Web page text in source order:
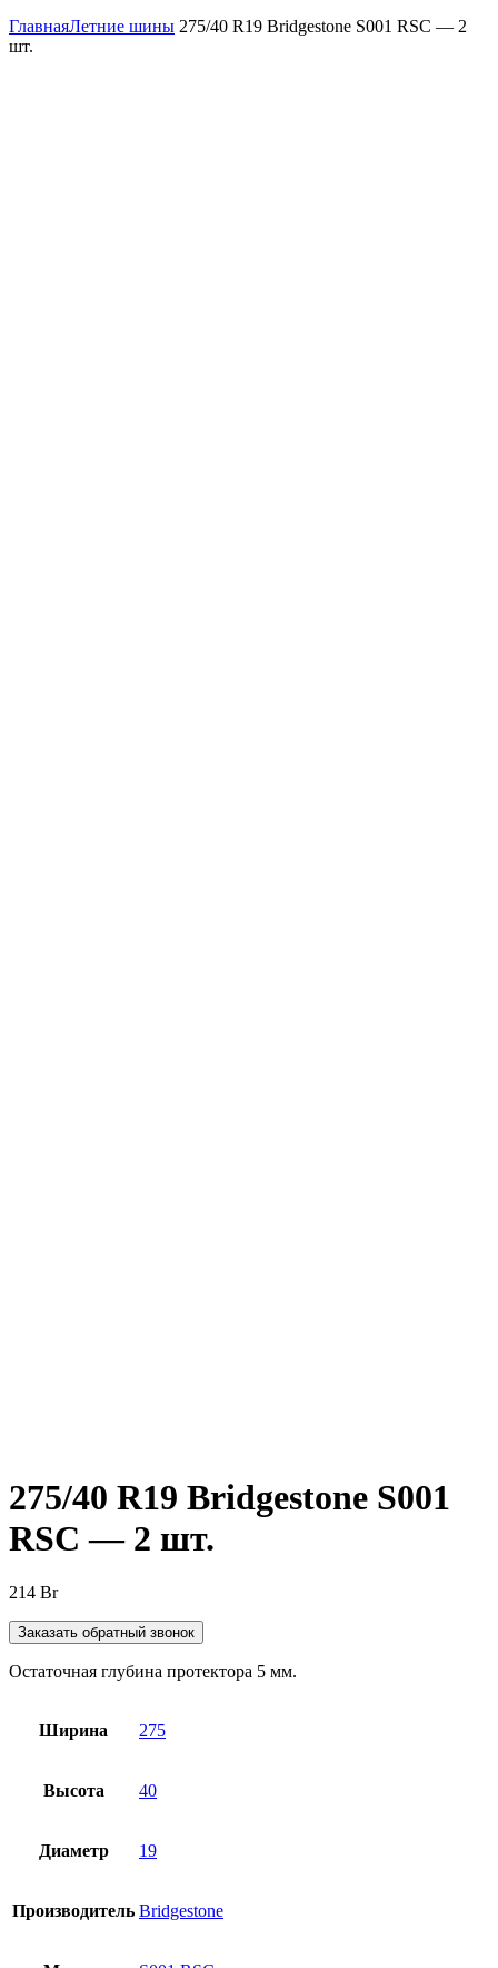
ГлавнаяЛетние шины 275/40 R19 Bridgestone S001 RSC — 2
шт.
275/40 R19 Bridgestone S001
RSC — 2 шт.
214 Br
Заказать обратный звонок
Остаточная глубина протектора 5 мм.
Ширина 275
Высота 40
Диаметр 19
Производитель Bridgestone